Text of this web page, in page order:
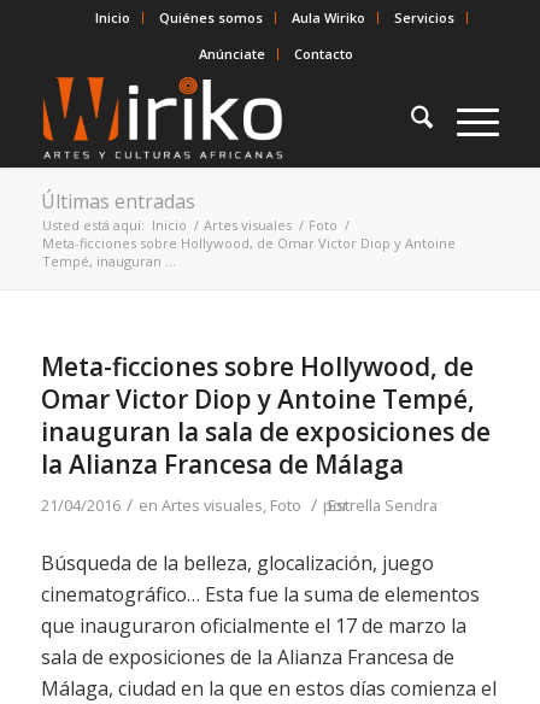
Inicio Quiénes somos Aula Wiriko
Servicios
Anúnciate
Contacto
Últimas entradas
Usted está aquí: Inicio / Artes visuales / Foto /
Meta-ficciones sobre Hollywood, de Omar Victor Diop y Antoine
Tempé, inauguran ...
Meta-ficciones sobre Hollywood, de
Omar Victor Diop y Antoine Tempé,
inauguran la sala de exposiciones de
la Alianza Francesa de Málaga
21/04/2016 / en Artes visuales, Foto / por
Estrella Sendra
Búsqueda de la belleza, glocalización, juego
cinematográfico… Esta fue la suma de elementos
que inauguraron oficialmente el 17 de marzo la
sala de exposiciones de la Alianza Francesa de
Málaga, ciudad en la que en estos días comienza el